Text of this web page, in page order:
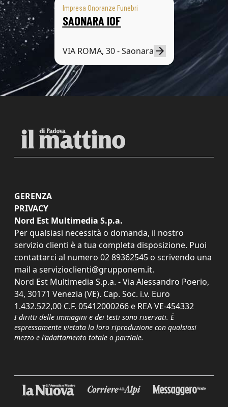
Impresa Onoranze Funebri
SAONARA IOF
VIA ROMA, 30 - Saonara
GERENZA
PRIVACY
Nord Est Multimedia S.p.a.
Per qualsiasi necessità o domanda, il nostro
servizio clienti è a tua completa disposizione. Puoi
contattarci al numero 02 89362545 o scrivendo una
mail a servizioclienti@grupponem.it.
Nord Est Multimedia S.p.a. - Via Alessandro Poerio,
34, 30171 Venezia (VE). Cap. Soc. i.v. Euro
1.432.522,00 C.F. 05412000266 e REA VE-454332
I diritti delle immagini e dei testi sono riservati. È
espressamente vietata la loro riproduzione con qualsiasi
mezzo e l'adattamento totale o parziale.